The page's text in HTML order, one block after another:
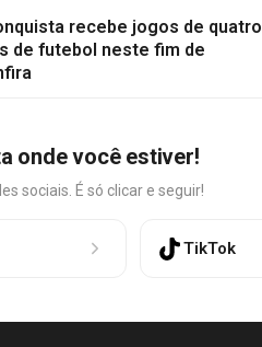
recebe jogos de quatro
de futebol neste fim de
onde você estiver!
sociais. É só clicar e seguir!
TikTok